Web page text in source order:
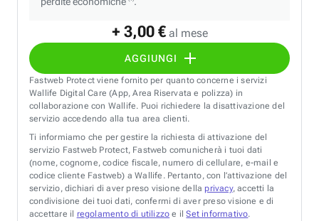
+ 3,00 € al mese
AGGIUNGI
Fastweb Protect viene fornito per quanto concerne i servizi
Wallife Digital Care (App, Area Riservata e polizza) in
collaborazione con Wallife. Puoi richiedere la disattivazione del
servizio accedendo alla tua area clienti.
Ti informiamo che per gestire la richiesta di attivazione del
servizio Fastweb Protect, Fastweb comunicherà i tuoi dati
(nome, cognome, codice fiscale, numero di cellulare, e-mail e
codice cliente Fastweb) a Wallife. Pertanto, con l’attivazione del
servizio, dichiari di aver preso visione della privacy, accetti la
condivisione dei tuoi dati, confermi di aver preso visione e di
accettare il regolamento di utilizzo e ilSet informativo.